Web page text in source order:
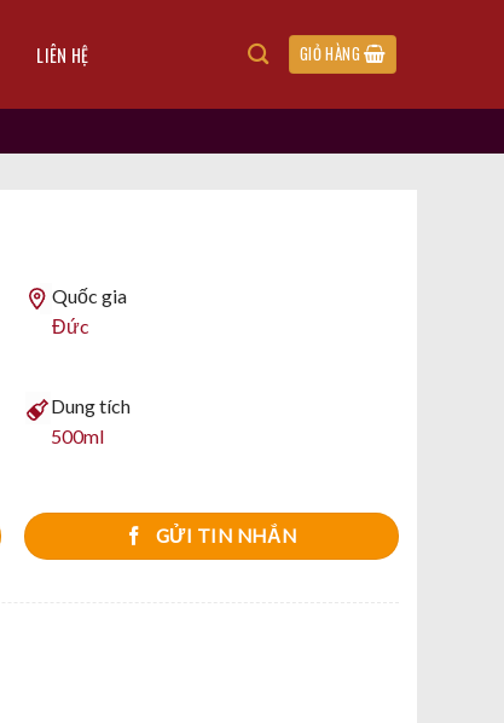
LIÊN HỆ GIỎ HÀNG
Quốc gia
Đức
Dung tích
500ml
GỬI TIN NHẮN